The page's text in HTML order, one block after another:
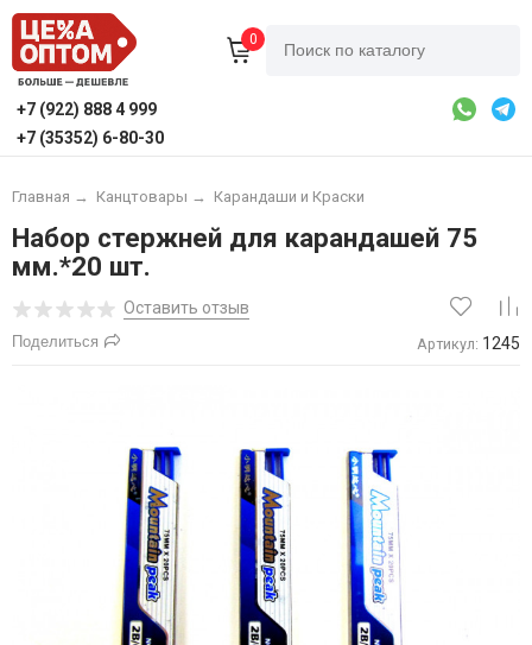
0
+7 (922) 888 4 999
+7 (35352) 6-80-30
Главная → Канцтовары → Карандаши и Краски
Набор стержней для карандашей 75
мм.*20 шт.
Оставить отзыв
Поделиться Артикул: 1245